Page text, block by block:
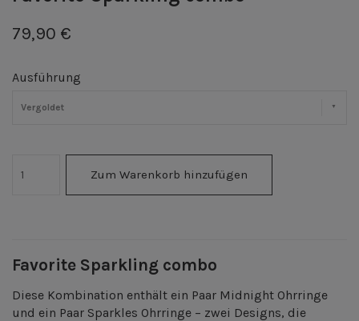
79,90 €
Ausführung
Vergoldet
Zum Warenkorb hinzufügen
Favorite Sparkling combo
Diese Kombination enthält ein Paar Midnight Ohrringe
und ein Paar Sparkles Ohrringe – zwei Designs, die